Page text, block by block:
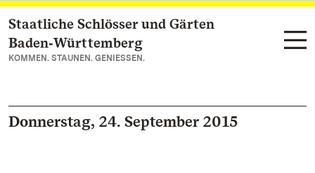
Zum Hauptinhalt springen
Staatliche Schlösser und Gärten
Baden‑Württemberg
KOMMEN. STAUNEN. GENIESSEN.
Donnerstag, 24. September 2015